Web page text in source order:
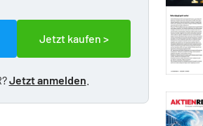
Jetzt kaufen >
Jetzt anmelden